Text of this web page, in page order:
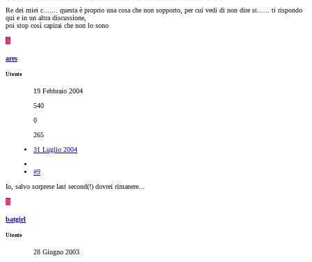
Re dei miei c....... questa è proprio una cosa che non sopporto, per cui vedi di non dire st...... ti rispondo
qui e in un altra discussione,
poi stop così capirai che non lo sono
A
ares
Utente
19 Febbraio 2004
540
0
265
31 Luglio 2004
#9
Io, salvo sorprese last second(!) dovrei rimanere...
B
batgirl
Utente
28 Giugno 2003